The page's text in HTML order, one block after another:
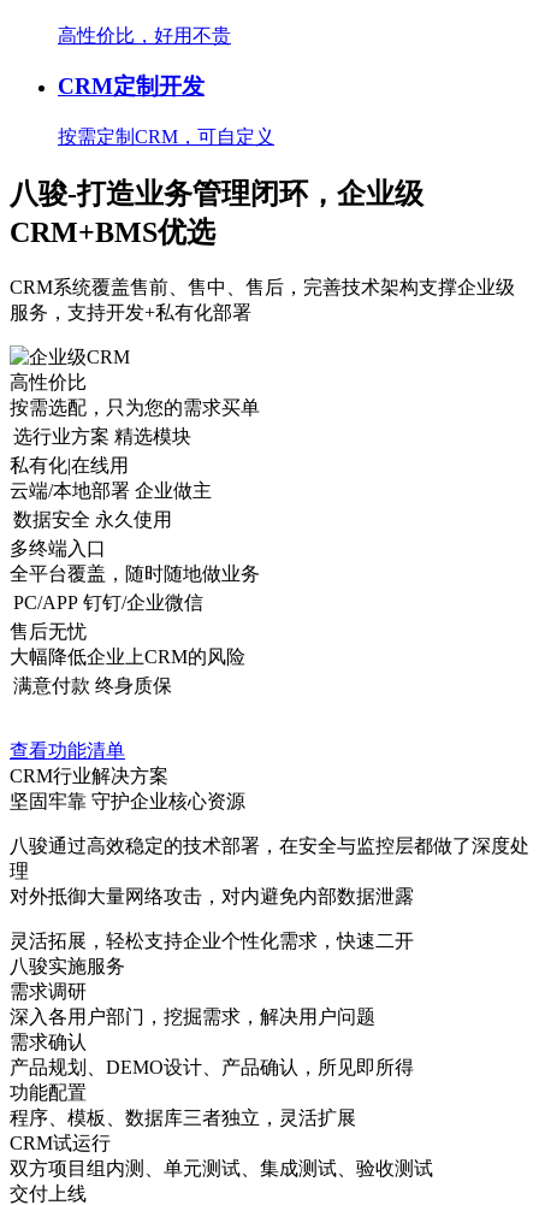
高性价比，好用不贵
CRM定制开发
按需定制CRM，可自定义
八骏-打造业务管理闭环，企业级
CRM+BMS优选
CRM系统覆盖售前、售中、售后，完善技术架构支撑企业级
服务，支持开发+私有化部署
高性价比
按需选配，只为您的需求买单
选行业方案 精选模块
私有化|在线用
云端/本地部署 企业做主
数据安全 永久使用
多终端入口
全平台覆盖，随时随地做业务
PC/APP 钉钉/企业微信
售后无忧
大幅降低企业上CRM的风险
满意付款 终身质保
查看功能清单
CRM行业解决方案
坚固牢靠 守护企业核心资源
八骏通过高效稳定的技术部署，在安全与监控层都做了深度处
理
对外抵御大量网络攻击，对内避免内部数据泄露
灵活拓展，轻松支持企业个性化需求，快速二开
八骏实施服务
需求调研
深入各用户部门，挖掘需求，解决用户问题
需求确认
产品规划、DEMO设计、产品确认，所见即所得
功能配置
程序、模板、数据库三者独立，灵活扩展
CRM试运行
双方项目组内测、单元测试、集成测试、验收测试
交付上线